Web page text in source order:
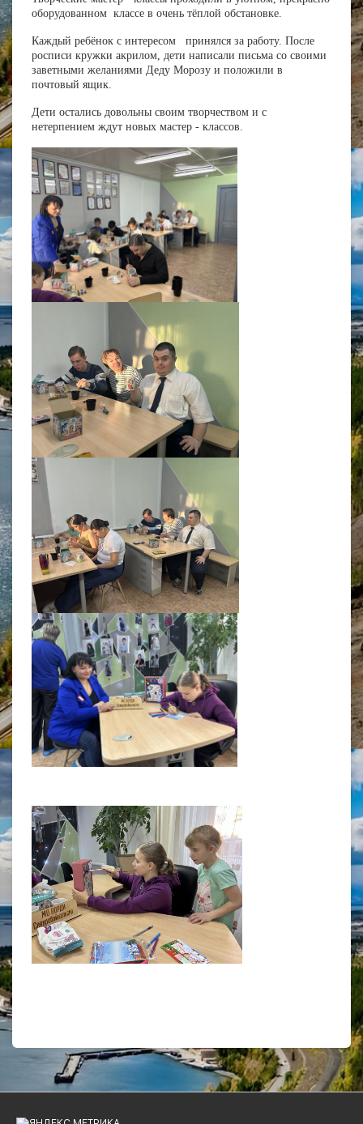
оборудованном классе в очень тёплой обстановке.
Каждый ребёнок с интересом принялся за работу. После
росписи кружки акрилом, дети написали письма со своими
заветными желаниями Деду Морозу и положили в
почтовый ящик.
Дети остались довольны своим творчеством и с
нетерпением ждут новых мастер - классов.